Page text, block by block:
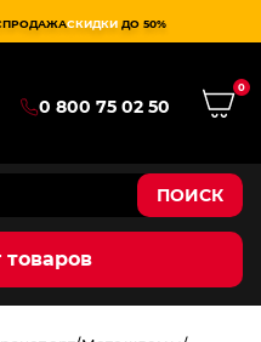
СКИДКИ ДО 50%
0 800 75 02 50
0
ПОИСК
товаров